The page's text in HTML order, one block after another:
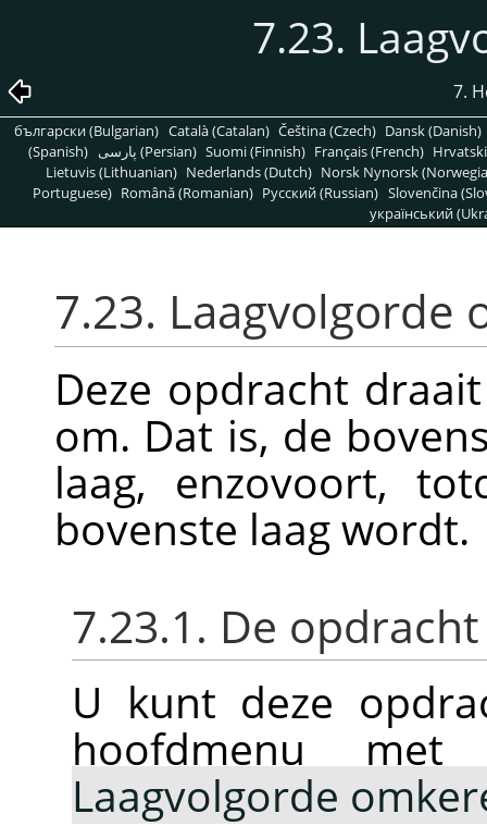
7.23.
7.
български (Bulgarian) Català (Catalan) Čeština (Czech) Dansk (Danish)
(Spanish)
پارسی (Persian) Suomi (Finnish) Français (French)
Lietuvis (Lithuanian) Nederlands (Dutch) Norsk Nynorsk
Portuguese) Română (Romanian) Pусский (Russian) Slovenčina
український
7.23. Laagvolgorde
Deze opdracht
om. Dat is, de
laag, enzovoort,
bovenste laag wordt.
7.23.1. De
U kunt deze
hoofdmenu
Laagvolgorde